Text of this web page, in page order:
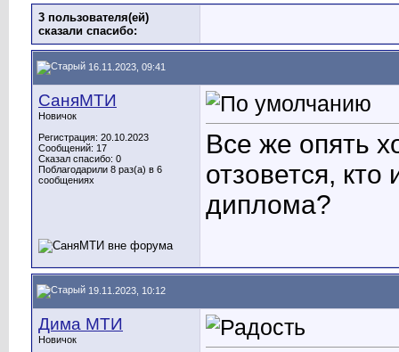
3 пользователя(ей)
сказали cпасибо:
16.11.2023, 09:41
СаняМТИ
Новичок
Регистрация: 20.10.2023
Сообщений: 17
Сказал спасибо: 0
Поблагодарили 8 раз(а) в 6
сообщениях
Все же опять
отзовется,
диплома?
19.11.2023, 10:12
Дима МТИ
Новичок